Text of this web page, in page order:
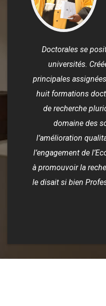
Doctorales se
universités.
principales
huit formations
de recherche
domaine des
l’amélioration
l’engagement de
à promouvoir la
le disait si bien